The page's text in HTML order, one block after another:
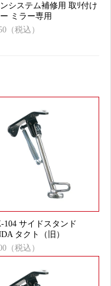
システム補修用 取ﾘ付け
ミラー専用
（税込）
104 サイドスタンド
タクト（旧）
（税込）